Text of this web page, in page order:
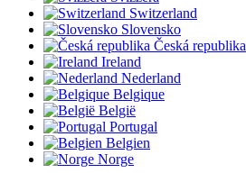
Switzerland
Slovensko
Česká republika
Ireland
Nederland
Belgique
België
Portugal
Belgien
Norge